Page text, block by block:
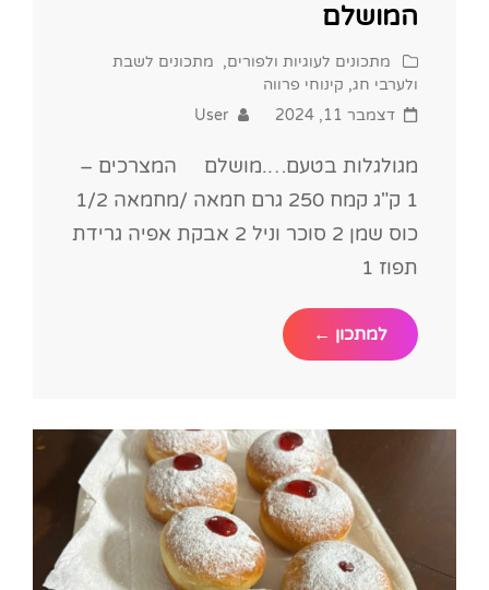
המושלם
Cat
Links
מתכונים לעוגיות ולפורים, מתכונים לשבת
ולערבי חג, קינוחי פרווה
Posted
דצמבר 11, 2024 User
מגולגלות בטעם….מושלם המצרכים –
1 ק"ג קמח 250 גרם חמאה /מחמאה 1/2
כוס שמן 2 סוכר וניל 2 אבקת אפיה גרידת
תפוז 1
למתכון ← עוגיות
מגולגלות